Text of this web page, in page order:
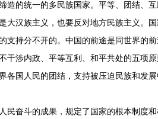
的统一的多民族国家。平等、团结、
大汉族主义，也要反对地方民族主义。
持分不开的。中国的前途是同世界的
干涉内政、平等互利、和平共处的五项
各国人民的团结，支持被压迫民族和发
奋斗的成果，规定了国家的根本制度